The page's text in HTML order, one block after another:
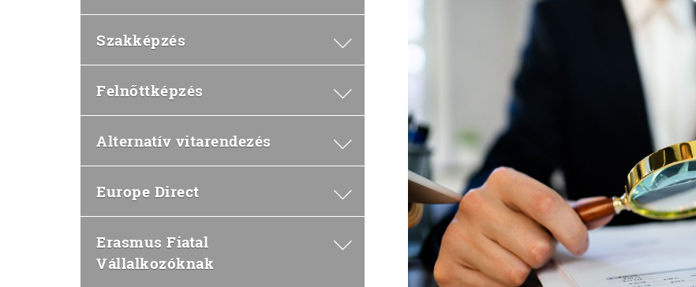
Szakképzés
Felnőttképzés
Alternatív vitarendezés
Europe Direct
Erasmus Fiatal
Vállalkozóknak